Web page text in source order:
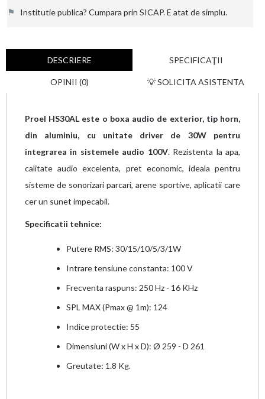
⚑ Institutie publica? Cumpara prin SICAP. E atat de simplu.
DESCRIERE SPECIFICAŢII
OPINII (0) 💡 SOLICITA ASISTENTA
Proel HS30AL este o boxa audio de exterior, tip horn,
din aluminiu, cu unitate driver de 30W pentru
integrarea in sistemele audio 100V. Rezistenta la apa,
calitate audio excelenta, pret economic, ideala pentru
sisteme de sonorizari parcari, arene sportive, aplicatii care
cer un sunet impecabil.
Specificatii tehnice:
Putere RMS: 30/15/10/5/3/1W
Intrare tensiune constanta: 100 V
Frecventa raspuns: 250 Hz - 16 KHz
SPL MAX (Pmax @ 1m): 124
Indice protectie: 55
Dimensiuni (W x H x D): Ø 259 - D 261
Greutate: 1.8 Kg.